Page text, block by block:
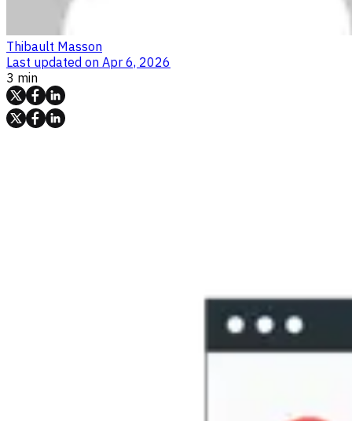
Thibault Masson
Last updated on Apr 6, 2026
3 min